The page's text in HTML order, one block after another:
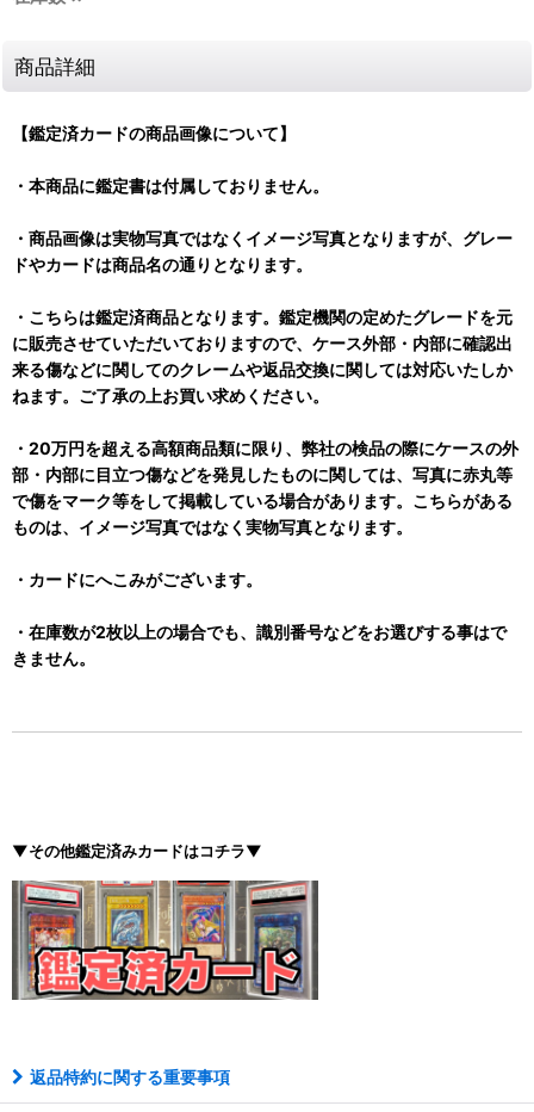
商品詳細
【鑑定済カードの商品画像について】
・本商品に鑑定書は付属しておりません。
・商品画像は実物写真ではなくイメージ写真となりますが、グレー
ドやカードは商品名の通りとなります。
・こちらは鑑定済商品となります。鑑定機関の定めたグレードを元
に販売させていただいておりますので、ケース外部・内部に確認出
来る傷などに関してのクレームや返品交換に関しては対応いたしか
ねます。ご了承の上お買い求めください。
・20万円を超える高額商品類に限り、弊社の検品の際にケースの外
部・内部に目立つ傷などを発見したものに関しては、写真に赤丸等
で傷をマーク等をして掲載している場合があります。こちらがある
ものは、イメージ写真ではなく実物写真となります。
・カードにへこみがございます。
・在庫数が2枚以上の場合でも、識別番号などをお選びする事はで
きません。
▼その他鑑定済みカードはコチラ▼
返品特約に関する重要事項